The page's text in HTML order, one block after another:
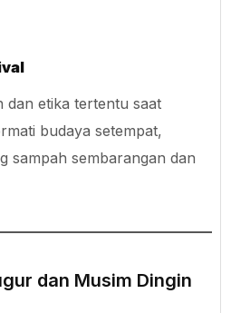
dan etika tertentu saat
budaya setempat,
sampah sembarangan dan
dan Musim Dingin